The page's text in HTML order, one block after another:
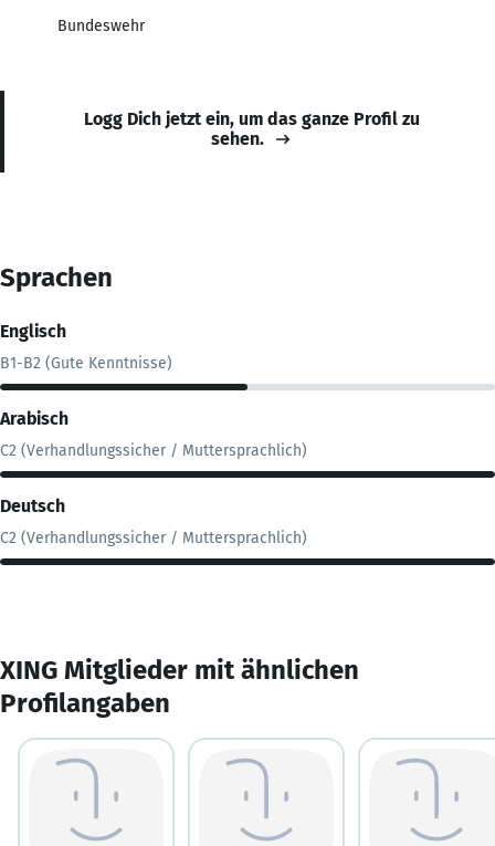
Bundeswehr
Logg Dich jetzt ein, um das ganze Profil zu
sehen.
Sprachen
Englisch
B1-B2 (Gute Kenntnisse)
Arabisch
C2 (Verhandlungssicher / Muttersprachlich)
Deutsch
C2 (Verhandlungssicher / Muttersprachlich)
XING Mitglieder mit ähnlichen
Profilangaben